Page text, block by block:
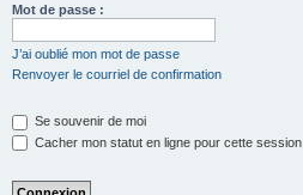
Mot de passe :
J’ai oublié mon mot de passe
Renvoyer le courriel de confirmation
Se souvenir de moi
Cacher mon statut en ligne pour cette session